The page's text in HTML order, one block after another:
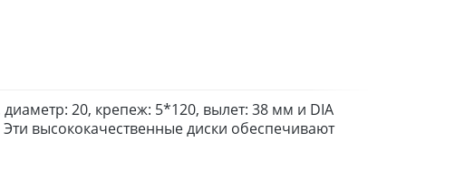
20, крепеж: 5*120, вылет: 38 мм и DIA
высококачественные диски обеспечивают